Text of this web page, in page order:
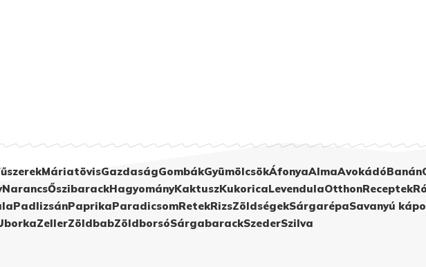
MáriatövisGazdaságGombákGyümölcsökÁfonyaAlmaAvokádóBanán
NarancsŐszibarackHagyományKaktuszKukoricaLevendulaOtthonReceptek
PadlizsánPaprikaParadicsomRetekRizsZöldségekSárgarépaSavanyú
ZellerZöldbabZöldborsóSárgabarackSzederSzilva